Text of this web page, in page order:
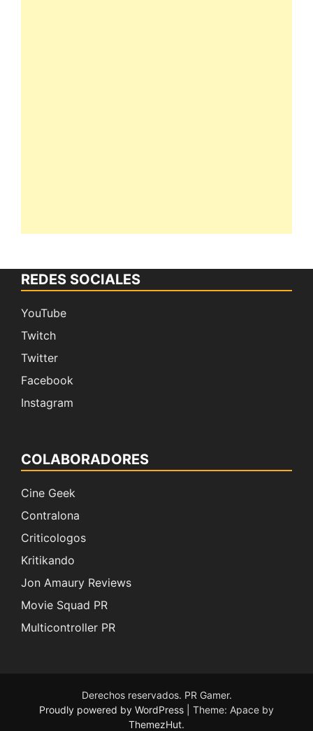
REDES SOCIALES
YouTube
Twitch
Twitter
Facebook
Instagram
COLABORADORES
Cine Geek
Contralona
Criticologos
Kritikando
Jon Amaury Reviews
Movie Squad PR
Multicontroller PR
Derechos reservados. PR Gamer.
Proudly powered by WordPress
Theme: Apace by
ThemezHut.